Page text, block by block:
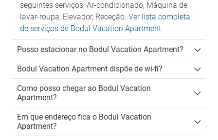
seguintes serviços: Ar-condicionado, Máquina de
lavar-roupa, Elevador, Receção. Ver lista completa
de serviços de Bodul Vacation Apartment.
Posso estacionar no Bodul Vacation Apartment?
Bodul Vacation Apartment dispõe de wi-fi?
Como posso chegar ao Bodul Vacation
Apartment?
Em que endereço fica o Bodul Vacation
Apartment?